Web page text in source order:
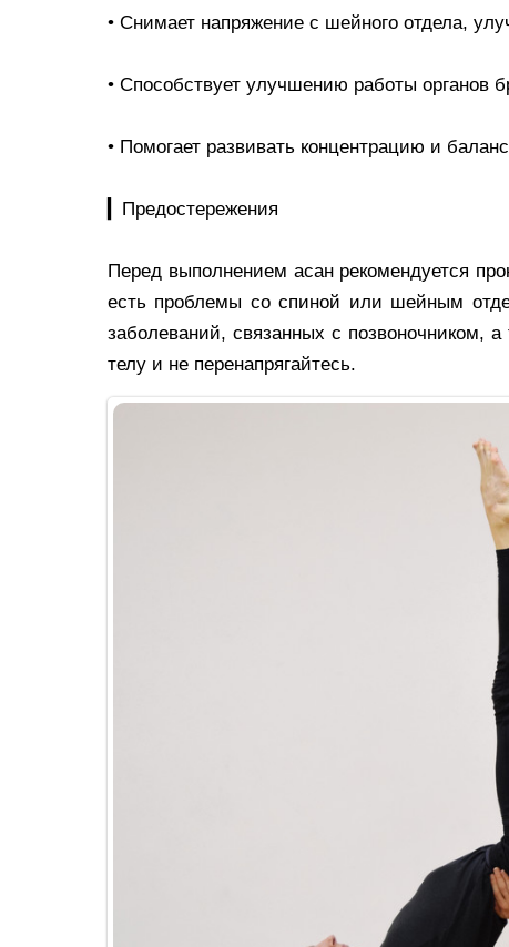
• Снимает напряжение с шейного отдела,
• Способствует улучшению работы органов
• Помогает развивать концентрацию и
▎Предостережения
Перед выполнением асан рекомендуется
есть проблемы со спиной или шейным
заболеваний, связанных с позвоночником,
телу и не перенапрягайтесь.